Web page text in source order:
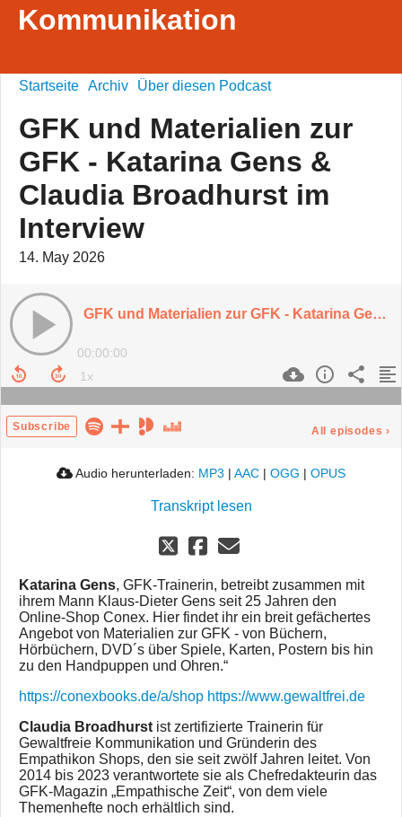
Kommunikation
Startseite Archiv Über diesen Podcast
GFK und Materialien zur
GFK - Katarina Gens &
Claudia Broadhurst im
Interview
14. May 2026
GFK und Materialien zur GFK - Katarina Gens & Claudia Broadhurst im Interview
00:00:00
Subscribe All episodes ›
Audio herunterladen: MP3 | AAC | OGG | OPUS
Transkript lesen
Katarina Gens, GFK-Trainerin, betreibt zusammen mit
ihrem Mann Klaus-Dieter Gens seit 25 Jahren den
Online-Shop Conex. Hier findet ihr ein breit gefächertes
Angebot von Materialien zur GFK - von Büchern,
Hörbüchern, DVD´s über Spiele, Karten, Postern bis hin
zu den Handpuppen und Ohren.“
https://conexbooks.de/a/shop https://www.gewaltfrei.de
Claudia Broadhurst ist zertifizierte Trainerin für
Gewaltfreie Kommunikation und Gründerin des
Empathikon Shops, den sie seit zwölf Jahren leitet. Von
2014 bis 2023 verantwortete sie als Chefredakteurin das
GFK-Magazin „Empathische Zeit“, von dem viele
Themenhefte noch erhältlich sind.